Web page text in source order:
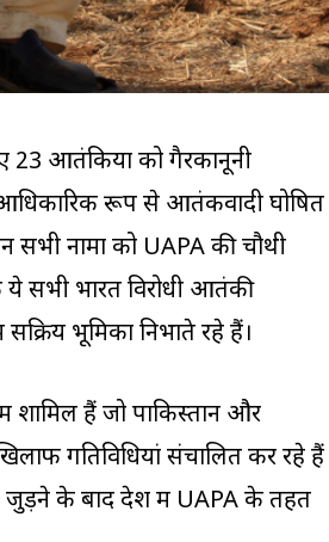
23 आतंकियों को गैरकानूनी
आधिकारिक रूप से आतंकवादी घोषित
सभी नामों को UAPA की चौथी
सभी भारत विरोधी आतंकी
भूमिका निभाते रहे हैं।
शामिल हैं जो पाकिस्तान और
गतिविधियां संचालित कर रहे
जुड़ने के बाद देश में UAPA के तहत